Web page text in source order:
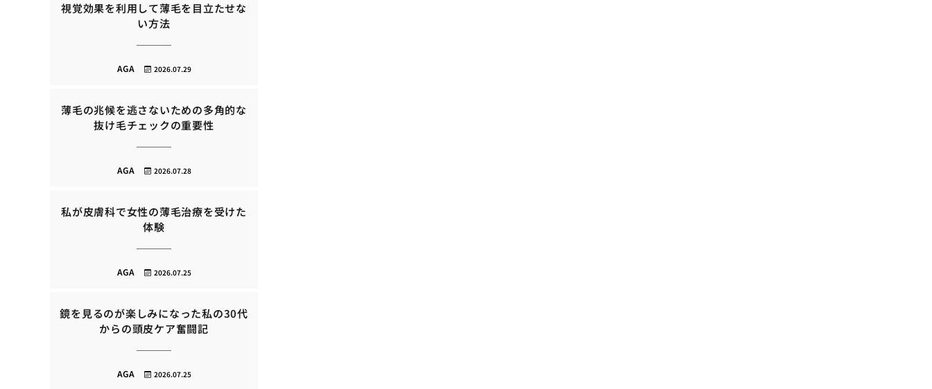
視覚効果を利用して薄毛を目立たせな
い方法
2026.07.29
AGA
薄毛の兆候を逃さないための多角的な
抜け毛チェックの重要性
2026.07.28
AGA
私が皮膚科で女性の薄毛治療を受けた
体験
2026.07.25
AGA
鏡を見るのが楽しみになった私の30代
からの頭皮ケア奮闘記
2026.07.25
AGA